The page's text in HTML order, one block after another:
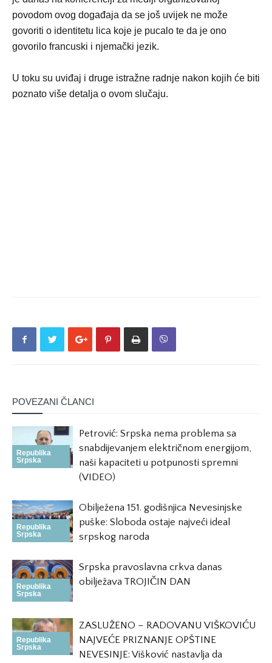
povodom ovog događaja da se još uvijek ne može
govoriti o identitetu lica koje je pucalo te da je ono
govorilo francuski i njemački jezik.
U toku su uviđaj i druge istražne radnje nakon kojih će biti
poznato više detalja o ovom slučaju.
POVEZANI ČLANCI
Republika
Srpska
Petrović: Srpska nema problema sa
snabdijevanjem električnom energijom,
naši kapaciteti u potpunosti spremni
(VIDEO)
Republika
Srpska
Obilježena 151. godišnjica Nevesinjske
puške: Sloboda ostaje najveći ideal
srpskog naroda
Republika
Srpska
Srpska pravoslavna crkva danas
obilježava TROJIČIN DAN
Republika
Srpska
ZASLUŽENO – RADOVANU VIŠKOVIĆU
NAJVEĆE PRIZNANJE OPŠTINE
NEVESINJE: Višković nastavlja da